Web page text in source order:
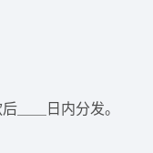
＿＿日内分发。